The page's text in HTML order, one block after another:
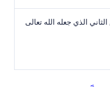
الذي جعله الله تعالى